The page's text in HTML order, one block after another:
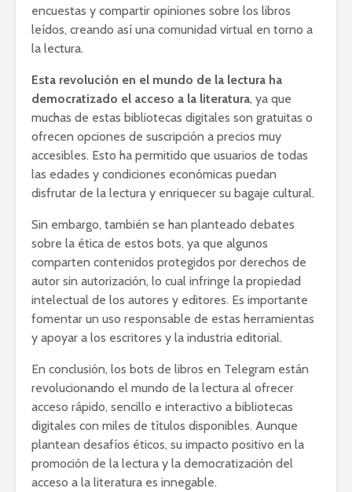
encuestas y compartir opiniones sobre los libros
leídos, creando así una comunidad virtual en torno a
la lectura.
Esta revolución en el mundo de la lectura ha
democratizado el acceso a la literatura, ya que
muchas de estas bibliotecas digitales son gratuitas o
ofrecen opciones de suscripción a precios muy
accesibles. Esto ha permitido que usuarios de todas
las edades y condiciones económicas puedan
disfrutar de la lectura y enriquecer su bagaje cultural.
Sin embargo, también se han planteado debates
sobre la ética de estos bots, ya que algunos
comparten contenidos protegidos por derechos de
autor sin autorización, lo cual infringe la propiedad
intelectual de los autores y editores. Es importante
fomentar un uso responsable de estas herramientas
y apoyar a los escritores y la industria editorial.
En conclusión, los bots de libros en Telegram están
revolucionando el mundo de la lectura al ofrecer
acceso rápido, sencillo e interactivo a bibliotecas
digitales con miles de títulos disponibles. Aunque
plantean desafíos éticos, su impacto positivo en la
promoción de la lectura y la democratización del
acceso a la literatura es innegable.